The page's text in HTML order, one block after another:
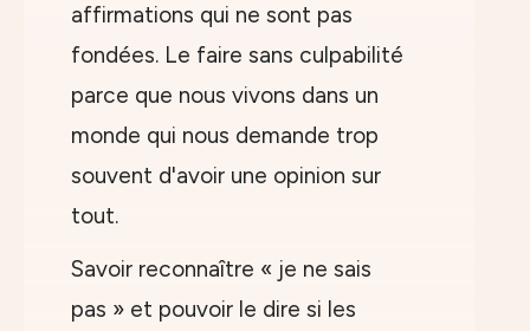
affirmations qui ne sont pas
fondées. Le faire sans culpabilité
parce que nous vivons dans un
monde qui nous demande trop
souvent d'avoir une opinion sur
tout.
Savoir reconnaître « je ne sais
pas » et pouvoir le dire si les